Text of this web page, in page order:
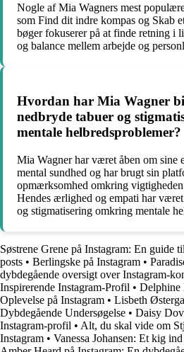
Nogle af Mia Wagners mest
som Find dit indre kompas og Skab
bøger fokuserer på at finde retning i
og balance mellem arbejde og
Hvordan har Mia Wagner
nedbryde tabuer og
mentale helbredsproblemer?
Mia Wagner har været åben om sine
mental sundhed og har brugt sin
opmærksomhed omkring vigtigheden
Hendes ærlighed og empati har
og stigmatisering omkring mentale
Søstrene Grene på Instagram: En guide
posts • Berlingske på Instagram •
dybdegående oversigt over Instagram-
Inspirerende Instagram-Profil • Delphine
Oplevelse på Instagram • Lisbeth
Dybdegående Undersøgelse • Daisy
Instagram-profil • Alt, du skal vide om
Instagram • Vanessa Johansen: Et kig